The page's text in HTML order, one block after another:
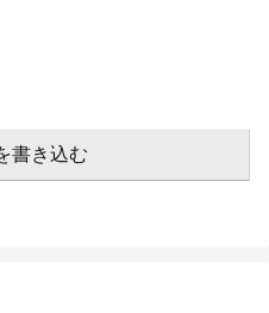
書き込む